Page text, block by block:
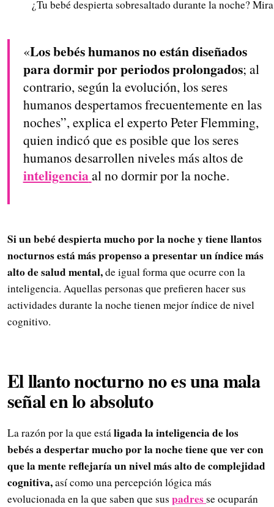
¿Tu bebé despierta sobresaltado durante la noche?
«Los bebés humanos no están diseñados
para dormir por periodos prolongados; al
contrario, según la evolución, los seres
humanos despertamos frecuentemente en las
noches”, explica el experto Peter Flemming,
quien indicó que es posible que los seres
humanos desarrollen niveles más altos de
inteligenciaal no dormir por la noche.
Si un bebé despierta mucho por la noche y tiene llantos
nocturnos está más propenso a presentar un índice más
alto de salud mental,de igual forma que ocurre con la
inteligencia. Aquellas personas que prefieren hacer sus
actividades durante la noche tienen mejor índice de nivel
cognitivo.
El llanto nocturno no es una mala
señal en lo absoluto
La razón por la que estáligada la inteligencia de los
bebés a despertar mucho por la noche tiene que ver con
que la mente reflejaría un nivel más alto de complejidad
cognitiva,así como una percepción lógica más
evolucionada en la que saben que sus padresse ocuparán